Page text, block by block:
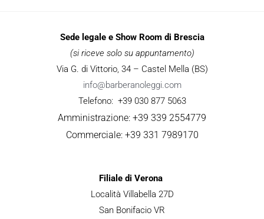
Sede legale e Show Room di Brescia
(si riceve solo su appuntamento)
Via G. di Vittorio, 34 – Castel Mella (BS)
info@barberanoleggi.com
Telefono: +39 030 877 5063
Amministrazione: +39 339 2554779
Commerciale: +39 331 7989170
Filiale di Verona
Località Villabella 27D
San Bonifacio VR